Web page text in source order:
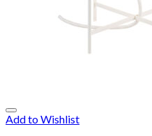
Add to Wishlist